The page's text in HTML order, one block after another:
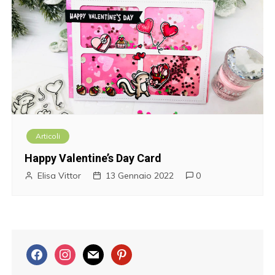
Articoli
Happy Valentine’s Day Card
Elisa Vittor 13 Gennaio 2022 0
f
a
i
n
m
a
p